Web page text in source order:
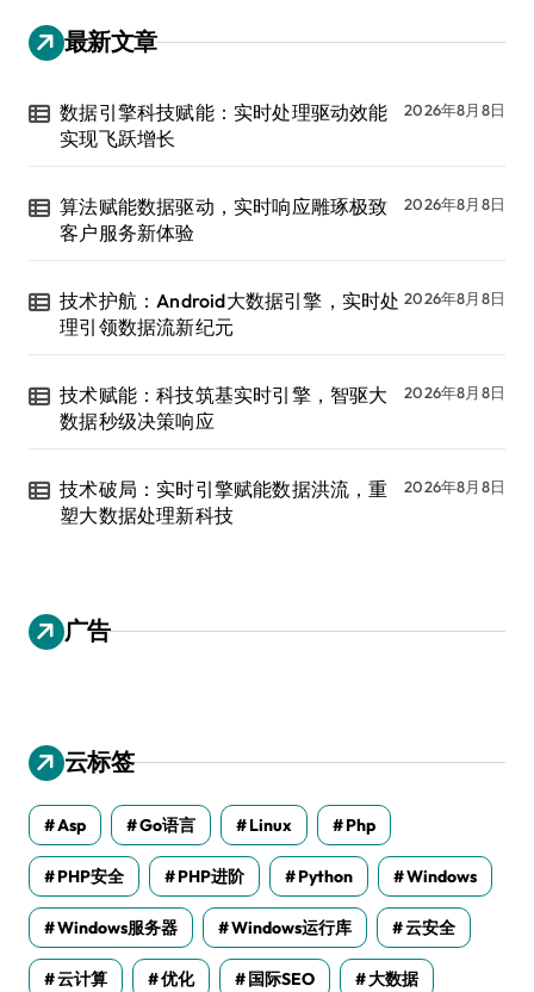
最新文章
数据引擎科技赋能：实时处理驱动效能
实现飞跃增长
2026年8月8日
算法赋能数据驱动，实时响应雕琢极致
客户服务新体验
2026年8月8日
技术护航：Android大数据引擎，实时处
理引领数据流新纪元
2026年8月8日
技术赋能：科技筑基实时引擎，智驱大
数据秒级决策响应
2026年8月8日
技术破局：实时引擎赋能数据洪流，重
塑大数据处理新科技
2026年8月8日
广告
云标签
Asp Go语言 Linux Php
PHP安全 PHP进阶 Python Windows
Windows服务器 Windows运行库 云安全
云计算 优化 国际SEO 大数据